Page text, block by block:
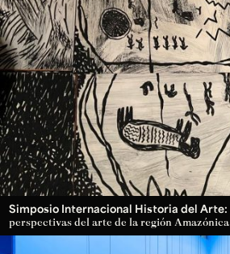
Simposio Internacional Historia del Arte:
perspectivas del arte de la región Amazónica